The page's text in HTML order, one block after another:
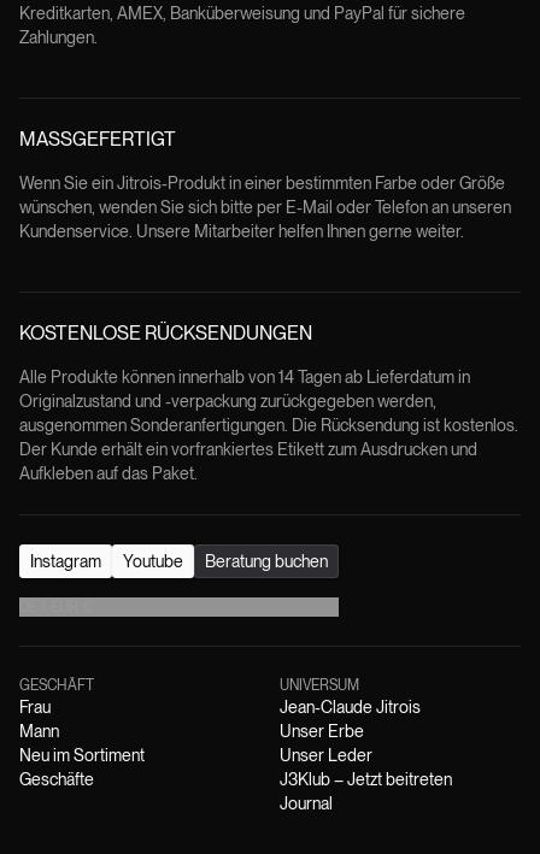
Kreditkarten, AMEX, Banküberweisung und PayPal für sichere
Zahlungen.
MASSGEFERTIGT
Wenn Sie ein Jitrois-Produkt in einer bestimmten Farbe oder Größe
wünschen, wenden Sie sich bitte per E-Mail oder Telefon an unseren
Kundenservice. Unsere Mitarbeiter helfen Ihnen gerne weiter.
KOSTENLOSE RÜCKSENDUNGEN
Alle Produkte können innerhalb von 14 Tagen ab Lieferdatum in
Originalzustand und -verpackung zurückgegeben werden,
ausgenommen Sonderanfertigungen. Die Rücksendung ist kostenlos.
Der Kunde erhält ein vorfrankiertes Etikett zum Ausdrucken und
Aufkleben auf das Paket.
Instagram Youtube Beratung buchen
GESCHÄFT
Frau
Mann
Neu im Sortiment
Geschäfte
UNIVERSUM
Jean-Claude Jitrois
Unser Erbe
Unser Leder
J3Klub – Jetzt beitreten
Journal